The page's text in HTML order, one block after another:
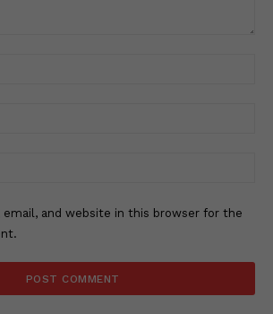
email, and website in this browser for the